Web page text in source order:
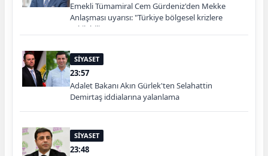
Emekli Tümamiral Cem Gürdeniz'den Mekke
Anlaşması uyarısı: "Türkiye bölgesel krizlere
çekilebilir"
SİYASET
23:57
Adalet Bakanı Akın Gürlek'ten Selahattin
Demirtaş iddialarına yalanlama
SİYASET
23:48